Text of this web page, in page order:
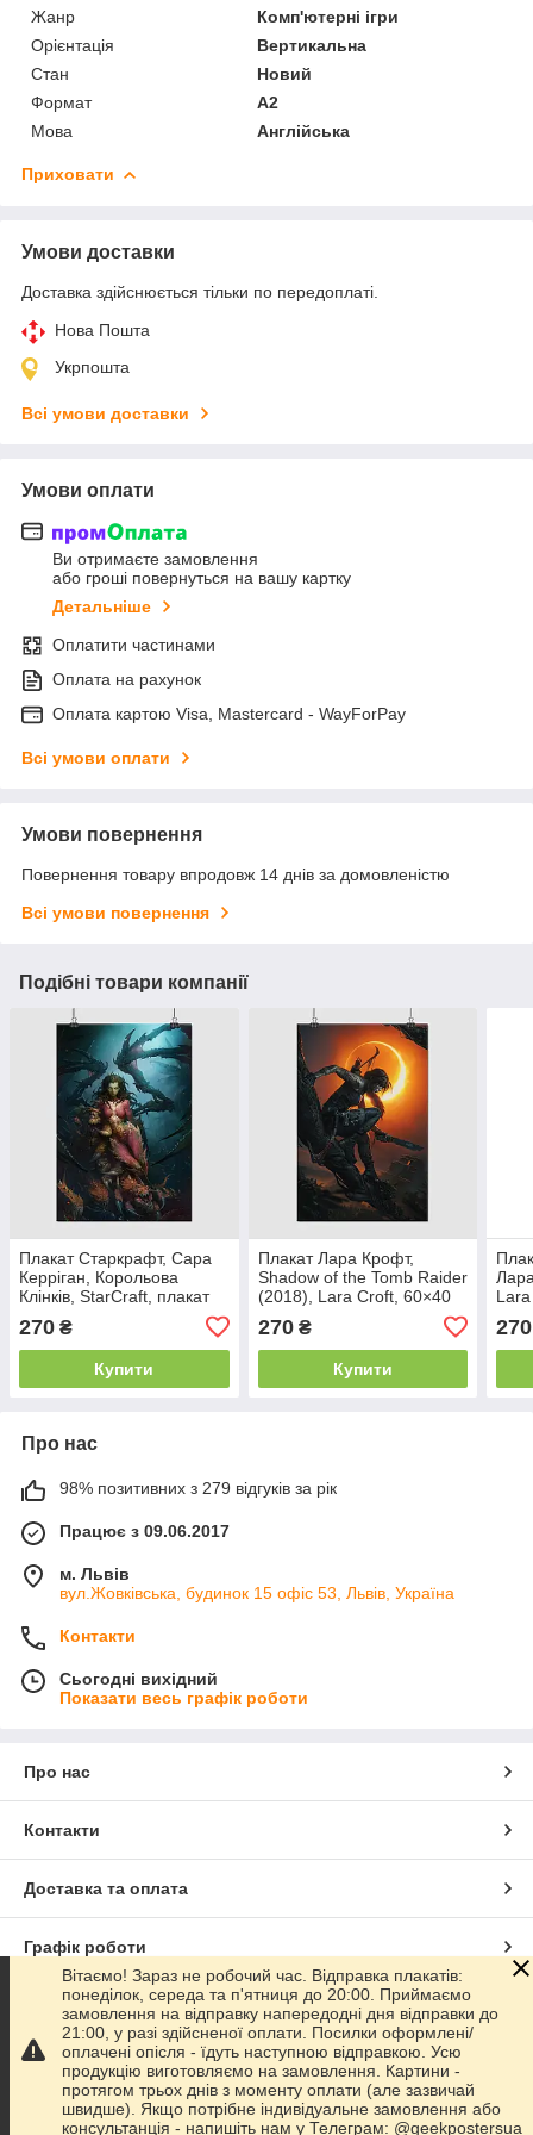
Жанр
Комп'ютерні ігри
Орієнтація
Вертикальна
Стан
Новий
Формат
A2
Мова
Англійська
Приховати
Умови доставки
Доставка здійснюється тільки по передоплаті.
Нова Пошта
Укрпошта
Всі умови доставки
Умови оплати
Ви отримаєте замовлення
або гроші повернуться на вашу картку
Детальніше
Оплатити частинами
Оплата на рахунок
Оплата картою Visa, Mastercard - WayForPay
Всі умови оплати
Умови повернення
Повернення товару впродовж 14 днів за домовленістю
Всі умови повернення
Подібні товари компанії
Плакат Старкрафт, Сара
Керріган, Корольова
Клінків, StarCraft, плакат
270 ₴
Купити
Плакат Лара Крофт,
Shadow of the Tomb Raider
(2018), Lara Croft, 60×40
270₴
Купити
270
Про нас
98% позитивних з 279 відгуків за рік
Працює з 09.06.2017
м. Львів
вул.Жовківська, будинок 15 офіс 53, Львів, Україна
Контакти
Сьогодні вихідний
Показати весь графік роботи
Про нас
Контакти
Доставка та оплата
Графік роботи
Повна версія сайту
Сайт створено на маркетплейсіProm.ua
Політика конфіденційності
Вітаємо! Зараз не робочий час. Відправка плакатів:
понеділок, середа та п'ятниця до 20:00. Приймаємо
замовлення на відправку напередодні дня відправки до
21:00, у разі здійсненої оплати. Посилки оформлені/
оплачені опісля - їдуть наступною відправкою. Усю
продукцію виготовляємо на замовлення. Картини -
протягом трьох днів з моменту оплати (але зазвичай
швидше). Якщо потрібне індивідуальне замовлення або
консультанція - напишіть нам у Телеграм: @geekpostersua